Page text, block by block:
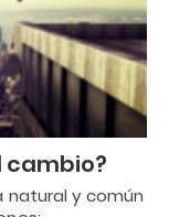
cambio?
natural y común